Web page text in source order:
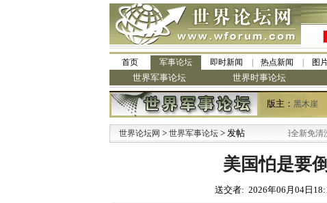
首页 军事论坛 即时新闻 热点新闻 图
世界军事论坛 世界时事论坛
版主： 黑木崖
世界论坛网 > 世界军事论坛 > 发帖
·九阳全新免清洗型豆浆机 全
美国怕是要
送交者: 2026年06月04日